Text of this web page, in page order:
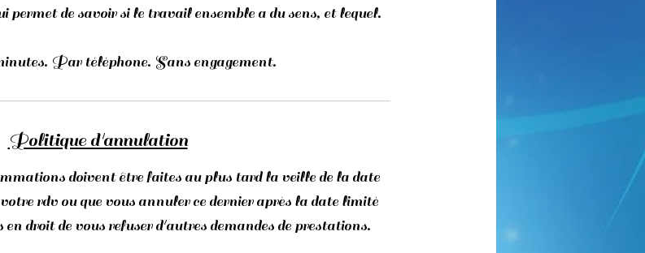
permet de savoir si le travail ensemble a du sens, et lequel.
Par téléphone. Sans engagement.
Politique d'annulation
doivent être faites au plus tard la veille de la date
rdv ou que vous annuler ce dernier après la date limité
droit de vous refuser d'autres demandes de prestations.